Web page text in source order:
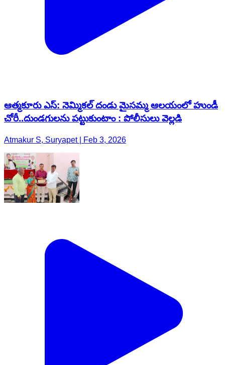
ఆత్మకూరు ఎస్: నెమ్మికల్ దండు మైసమ్మ ఆలయంలో హుండీ
చోరీ..దుండగులను పట్టుకుంటాం : పోలీసులు వెల్లడి
Atmakur S, Suryapet | Feb 3, 2026